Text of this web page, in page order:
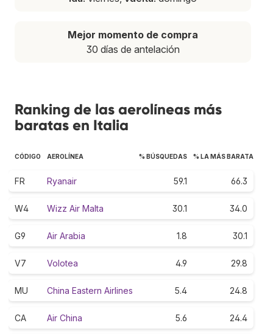
Mejor momento de compra
30 días de antelación
Ranking de las aerolíneas más
baratas en Italia
CÓDIGO AEROLÍNEA % BÚSQUEDAS % LA MÁS BARATA
FR Ryanair 59.1 66.3
W4 Wizz Air Malta 30.1 34.0
G9 Air Arabia 1.8 30.1
V7 Volotea 4.9 29.8
MU China Eastern Airlines 5.4 24.8
CA Air China 5.6 24.4